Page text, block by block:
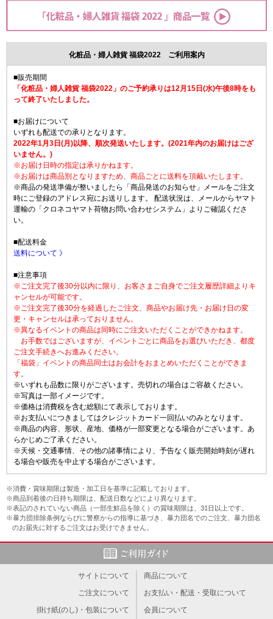
化粧品・婦人雑貨 福袋2022 ご利用案内
■販売期間
「化粧品・婦人雑貨 福袋2022」のご予約承りは12月15日(水)午後8時をも
って終了いたしました。
■お届けについて
いずれも配送での承りとなります。
2022年1月3日(月)以降、順次発送いたします。(2021年内のお届けはござ
いません。)
※お届け日時の指定は承りかねます。
※お届けは商品別となりますため、商品ごとに送料を頂戴いたします。
※商品の発送準備が整いましたら「商品発送のお知らせ」メールをご注文
時にご登録のアドレス宛にお送りします。 配送状況は、メールからヤマト
運輸の「クロネコヤマト荷物お問い合わせシステム」よりご確認くださ
い。
■配送料金
送料について 》
■注意事項
※ご注文完了後30分以内に限り、お客さまご自身でご注文履歴詳細よりキ
ャンセルが可能です。
※ご注文完了後30分を経過したご注文、商品やお届け先・お届け日の変
更・キャンセルは承っておりません。
※異なるイベントの商品は同時にご注文いただくことができかねます。
お手数ではございますが、イベントごとに商品をお選びいただき、都度
ご注文手続きへお進みください。
「福袋」イベントの商品同士はお会計をおまとめいただくことができま
す。
※いずれも品数に限りがございます。売切れの場合はご容赦ください。
※写真は一部イメージです。
※価格は消費税を含む総額にて表示しております。
※お支払いにつきましてはクレジットカード一回払いのみとなります。
※商品の内容、形状、産地、価格が一部変更となる場合がございます。あ
らかじめご了承ください。
※天候・交通事情、その他の諸事情により、予告なく販売開始時刻が遅れ
る場合や販売を中止する場合がございます。
※消費・賞味期限は製造・加工日を基準に記載しております。
※商品到着後の日持ち期限は、配送日数などにより異なります。
※表記のされていない商品（一部生鮮品を除く）の賞味期限は、31日以上です。
※暴力団排除条例ならびに警察からの指導に基づき、暴力団名でのご注文、暴力団名
のお届先に対するご注文はお受けできません。
サイトについて
商品について
ご注文について
お支払い・配送・受取について
掛け紙(のし)・包装について
会員について